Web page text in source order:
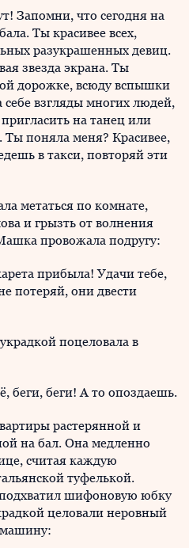
Запомни, что сегодня на
Ты красивее всех,
разукрашенных девиц.
звезда экрана. Ты
дорожке, всюду вспышки
взгляды многих людей,
на танец или
Ты поняла меня? Красивее,
в такси, повторяй эти
метаться по комнате,
и грызть от волнения
провожала подругу:
прибыла! Удачи тебе,
потеряй, они двести
поцеловала в
беги, беги! А то опоздаешь.
растерянной и
на бал. Она медленно
считая каждую
туфелькой.
шифоновую юбку
целовали неровный
машину: